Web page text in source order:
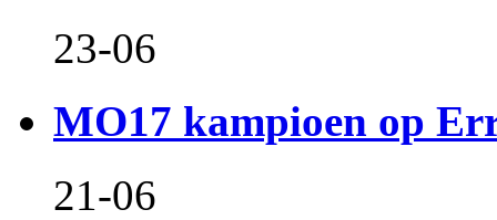
23-06
MO17 kampioen op
21-06